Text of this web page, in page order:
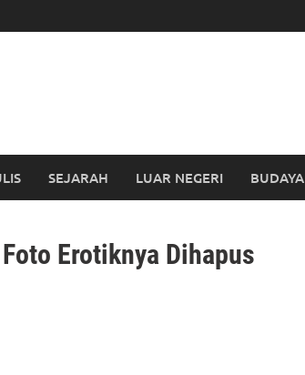
SEJARAH LUAR NEGERI BUDAYA
Erotiknya Dihapus